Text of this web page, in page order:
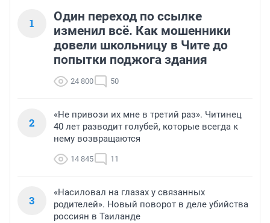
1
Один переход по ссылке
изменил всё. Как мошенники
довели школьницу в Чите до
попытки поджога здания
24 800 50
2
«Не привози их мне в третий раз». Читинец
40 лет разводит голубей, которые всегда к
нему возвращаются
14 845 11
3
«Насиловал на глазах у связанных
родителей». Новый поворот в деле убийства
россиян в Таиланде